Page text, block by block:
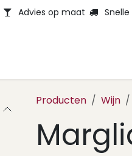
Advies op maat
Producten Wijn